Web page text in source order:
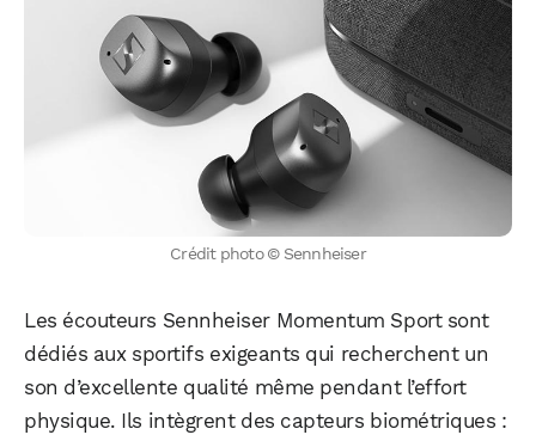
Crédit photo © Sennheiser
Les écouteurs Sennheiser Momentum Sport sont
dédiés aux sportifs exigeants qui recherchent un
son d’excellente qualité même pendant l’effort
physique. Ils intègrent des capteurs biométriques :